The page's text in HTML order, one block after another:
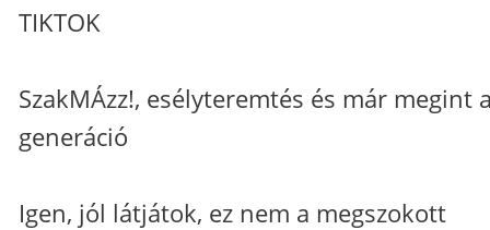
TIKTOK
SzakMÁzz!, esélyteremtés és már megint
generáció
Igen, jól látjátok, ez nem a megszokott